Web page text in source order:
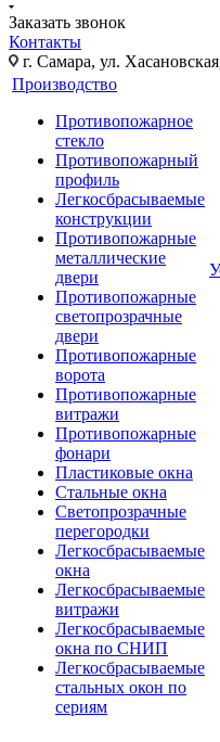
Заказать звонок
Контакты
г. Самара, ул.
Производство
Противопожарное
стекло
Противопожарный
профиль
Легкосбрасываемые
конструкции
Противопожарные
металлические
двери
Противопожарные
светопрозрачные
двери
Противопожарные
ворота
Противопожарные
витражи
Противопожарные
фонари
Пластиковые окна
Стальные окна
Светопрозрачные
перегородки
Легкосбрасываемые
окна
Легкосбрасываемые
витражи
Легкосбрасываемые
окна по СНИП
Легкосбрасываемые
стальных окон по
сериям